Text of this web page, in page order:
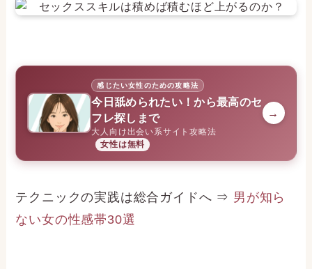
感じたい女性のための攻略法
今日舐められたい！から最高のセ
フレ探しまで
大人向け出会い系サイト攻略法
女性は無料
→
テクニックの実践は総合ガイドへ ⇒ 男が知ら
ない女の性感帯30選